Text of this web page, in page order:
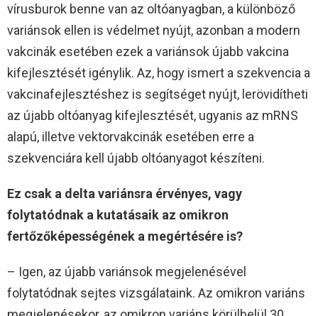
vírusburok benne van az oltóanyagban, a különböző
variánsok ellen is védelmet nyújt, azonban a modern
vakcinák esetében ezek a variánsok újabb vakcina
kifejlesztését igénylik. Az, hogy ismert a szekvencia a
vakcinafejlesztéshez is segítséget nyújt, lerövidítheti
az újabb oltóanyag kifejlesztését, ugyanis az mRNS
alapú, illetve vektorvakcinák esetében erre a
szekvenciára kell újabb oltóanyagot készíteni.
Ez csak a delta variánsra érvényes, vagy
folytatódnak a kutatásaik az omikron
fertőzőképességének a megértésére is?
– Igen, az újabb variánsok megjelenésével
folytatódnak sejtes vizsgálataink. Az omikron variáns